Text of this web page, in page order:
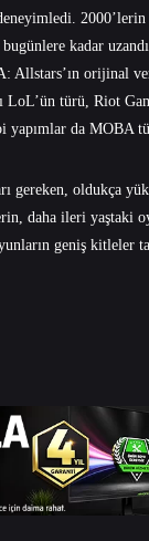
kadar
orijinal
LoL’ün türü, Riot
da MOBA
gereken, oldukça
daha ileri yaştaki
geniş kitleler